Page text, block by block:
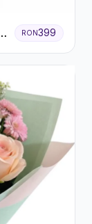
RON399